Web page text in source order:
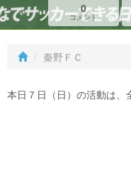
0
コメント
秦野ＦＣ
本日７日（日）の活動は、